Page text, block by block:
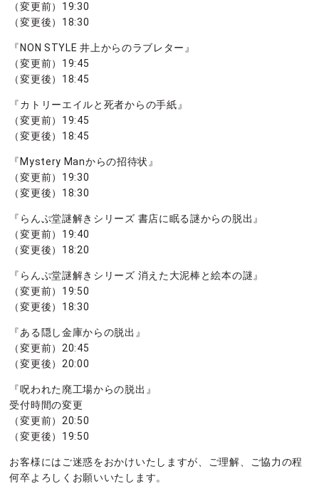
（変更前）19:30
（変更後）18:30
『NON STYLE 井上からのラブレター』
（変更前）19:45
（変更後）18:45
『カトリーエイルと死者からの手紙』
（変更前）19:45
（変更後）18:45
『Mystery Manからの招待状』
（変更前）19:30
（変更後）18:30
『らんぷ堂謎解きシリーズ 書店に眠る謎からの脱出』
（変更前）19:40
（変更後）18:20
『らんぷ堂謎解きシリーズ 消えた大泥棒と絵本の謎』
（変更前）19:50
（変更後）18:30
『ある隠し金庫からの脱出』
（変更前）20:45
（変更後）20:00
『呪われた廃工場からの脱出』
受付時間の変更
（変更前）20:50
（変更後）19:50
お客様にはご迷惑をおかけいたしますが、ご理解、ご協力の程
何卒よろしくお願いいたします。